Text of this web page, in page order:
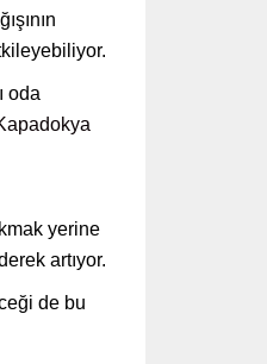
oda
yerine
artıyor.
de bu